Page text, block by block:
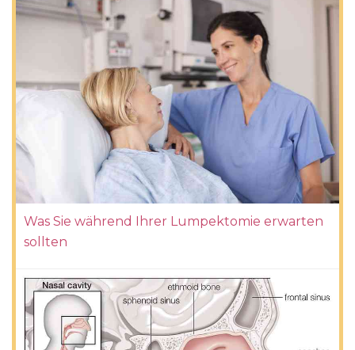
Was Sie während Ihrer Lumpektomie erwarten
sollten